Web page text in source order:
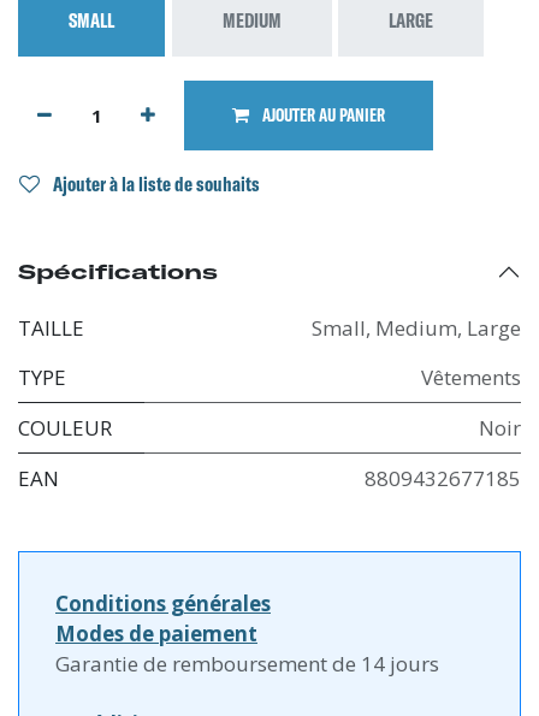
SMALL MEDIUM LARGE
AJOUTER AU PANIER
Ajouter à la liste de souhaits
Spécifications
TAILLE Small, Medium, Large
TYPE
Vêtements
COULEUR
Noir
EAN
8809432677185
Conditions générales
Modes de paiement
Garantie de remboursement de 14 jours